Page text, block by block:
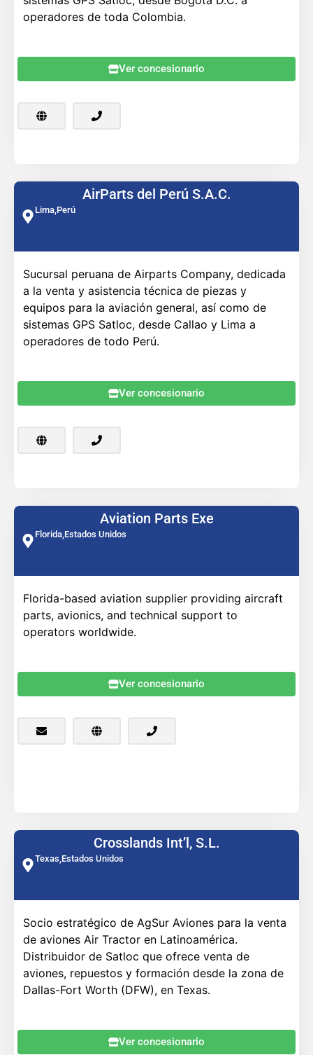
operadores de toda Colombia.
Ver concesionario
AirParts del Perú S.A.C.
Lima, Perú
Sucursal peruana de Airparts Company, dedicada
a la venta y asistencia técnica de piezas y
equipos para la aviación general, así como de
sistemas GPS Satloc, desde Callao y Lima a
operadores de todo Perú.
Ver concesionario
Aviation Parts Exe
Florida, Estados Unidos
Florida-based aviation supplier providing aircraft
parts, avionics, and technical support to
operators worldwide.
Ver concesionario
Crosslands Int’l, S.L.
Texas, Estados Unidos
Socio estratégico de AgSur Aviones para la venta
de aviones Air Tractor en Latinoamérica.
Distribuidor de Satloc que ofrece venta de
aviones, repuestos y formación desde la zona de
Dallas-Fort Worth (DFW), en Texas.
Ver concesionario